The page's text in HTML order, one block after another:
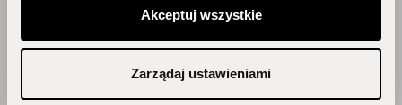
Akceptuj wszystkie
Zarządaj ustawieniami
ZOBACZ WSZYSTKIE ARTYKUŁY